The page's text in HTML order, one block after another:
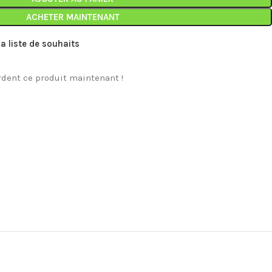
ACHETER MAINTENANT
liste de souhaits
ce produit maintenant !